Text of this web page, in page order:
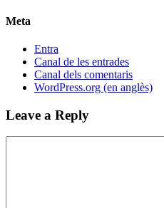
Meta
Entra
Canal de les entrades
Canal dels comentaris
WordPress.org (en anglès)
Leave a Reply